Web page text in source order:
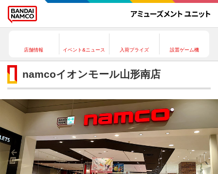
店舗情報 イベント&ニュース 入荷プライズ 設置ゲーム機
namcoイオンモール山形南店